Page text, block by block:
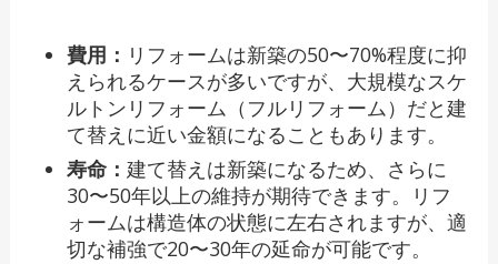
費用： リフォームは新築の50〜70%程度に抑
えられるケースが多いですが、大規模なスケ
ルトンリフォーム（フルリフォーム）だと建
て替えに近い金額になることもあります。
寿命： 建て替えは新築になるため、さらに
30〜50年以上の維持が期待できます。リフ
ォームは構造体の状態に左右されますが、適
切な補強で20〜30年の延命が可能です。